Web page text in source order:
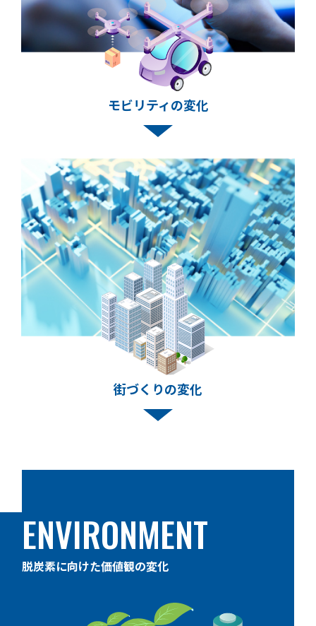
モビリティの変化
街づくりの変化
ENVIRONMENT
脱炭素に向けた価値観の変化